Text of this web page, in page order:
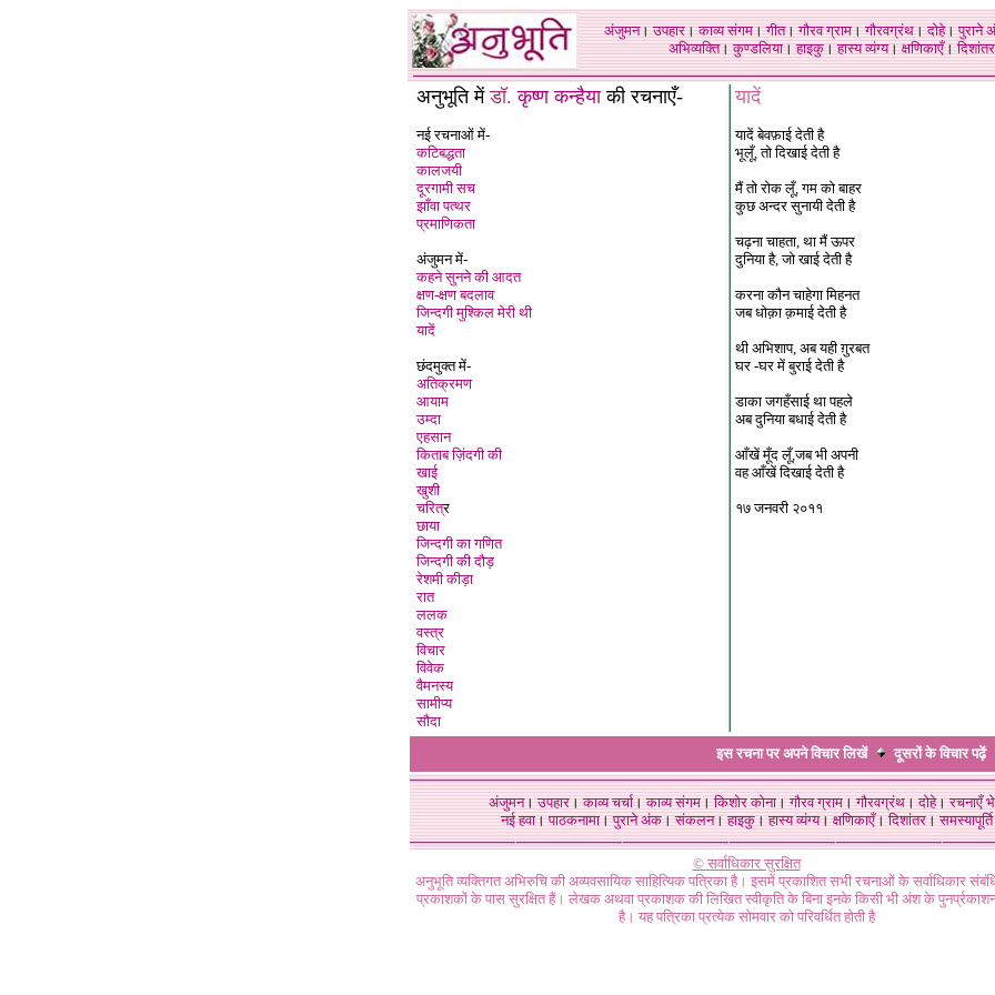
अंजुमन।उपहार।काव्य संगम।गीत।गौरव ग्राम।गौरवग्रंथ।दोहे।पुराने
अभिव्यक्ति।कुण्डलिया।हाइकु।हास्य व्यंग्य।क्षणिकाएँ।दिशांतर
अनुभूति मेंडॉ.कृष्ण कन्हैया की रचनाएँ-
नई रचनाओं में-
कटिबद्धता
कालजयी
दूरगामी सच
झाँवा पत्थर
प्रमाणिकता
अंजुमन में-
कहने सुनने की आदत
क्षण-क्षण बदलाव
जिन्दगी मुश्किल मेरी थी
यादें
छंदमुक्त में-
अतिक्रमण
आयाम
उम्दा
एहसान
किताब ज़िंदगी की
खाई
खुशी
चरित्र
छाया
जिन्दगी का गणित
जिन्दगी की दौड़
रेशमी कीड़ा
रात
ललक
वस्त्र
विचार
विवेक
वैमनस्य
सामीप्य
सौदा
यादें
यादें बेवफ़ाई देती है
भूलूँ, तो दिखाई देती है
मैं तो रोक लूँ, गम को बाहर
कुछ अन्दर सुनायी देती है
चढ़ना चाहता, था मैं ऊपर
दुनिया है, जो खाई देती है
करना कौन चाहेगा मिहनत
जब धोक़ा क़माई देती है
थी अभिशाप, अब यही ग़ुरबत
घर -घर में बुराई देती है
डाका जगहँसाई था पहले
अब दुनिया बधाई देती है
आँखें मूँद लूँ,जब भी अपनी
वह आँखें दिखाई देती है
१७ जनवरी २०११
इस रचना पर अपने विचार लिखें दूसरों के विचारपढ़ें
अंजुमन।उपहार।काव्य चर्चा।काव्य संगम।किशोर कोना।गौरव ग्राम।गौरवग्रंथ।दोहे।रचनाएँ
नई हवा। पाठकनामा। पुराने अंक। संकलन। हाइकु। हास्य व्यंग्य। क्षणिकाएँ। दिशांतर। समस्यापूर्ति
© सर्वाधिकार सुरक्षित
अनुभूति व्यक्तिगत अभिरुचि की अव्यवसायिक साहित्यिक पत्रिका है। इसमें प्रकाशित सभी रचनाओं के सर्वाधिकार
प्रकाशकों के पास सुरक्षित हैं। लेखक अथवा प्रकाशक की लिखित स्वीकृति के बिना इनके किसी भी अंश के
है। यह पत्रिका प्रत्येक सोमवार को परिवर्धित होती है